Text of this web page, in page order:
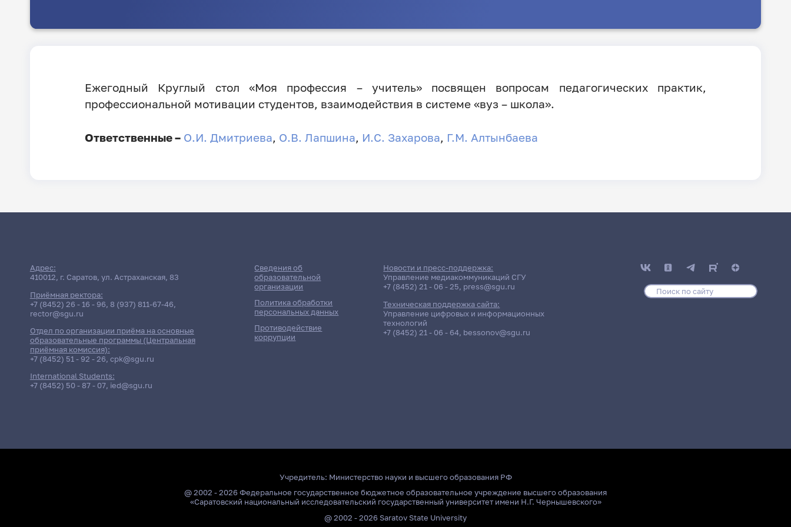
Ежегодный Круглый стол «Моя профессия – учитель» посвящен вопросам педагогических практик,
профессиональной мотивации студентов, взаимодействия в системе «вуз – школа».
Ответственные – О.И. Дмитриева, О.В. Лапшина, И.С. Захарова, Г.М. Алтынбаева
Адрес:
410012, г. Саратов, ул. Астраханская, 83
Приёмная ректора:
+7 (8452) 26 - 16 - 96, 8 (937) 811-67-46,
rector@sgu.ru
Отдел по организации приёма на основные
образовательные программы (Центральная
приёмная комиссия):
+7 (8452) 51 - 92 - 26, cpk@sgu.ru
International Students:
+7 (8452) 50 - 87 - 07, ied@sgu.ru
Сведения об
образовательной
организации
Политика обработки
персональных данных
Противодействие
коррупции
Новости и пресс-поддержка:
Управление медиакоммуникаций СГУ
+7 (8452) 21 - 06 - 25, press@sgu.ru
Техническая поддержка сайта:
Управление цифровых и информационных
технологий
+7 (8452) 21 - 06 - 64, bessonov@sgu.ru
Учредитель: Министерство науки и высшего образования РФ
@ 2002 - 2026 Федеральное государственное бюджетное образовательное учреждение высшего образования
«Саратовский национальный исследовательский государственный университет имени Н.Г. Чернышевского»
@ 2002 - 2026 Saratov State University